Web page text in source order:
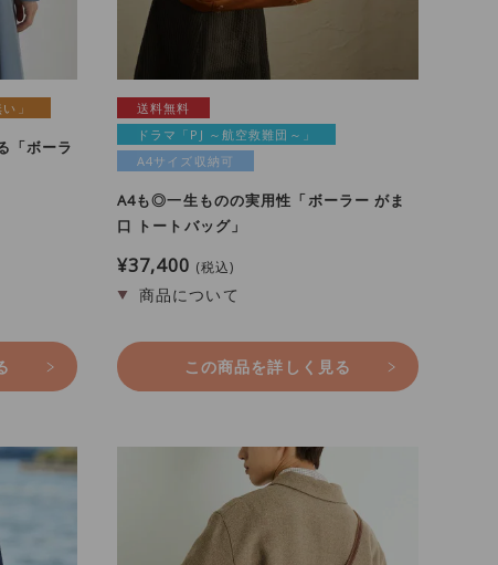
」
「ボーラ
送料無料
ドラマ「PJ ～航空救難団～」
A4サイズ収納可
A4も◎一生ものの実用性「ボーラー がま
口 トートバッグ」
¥37,400 税込
この商品を詳しく見る